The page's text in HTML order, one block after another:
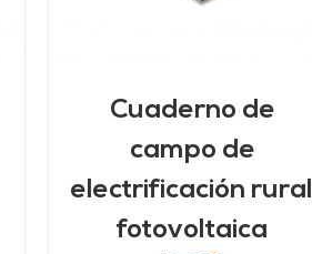
Cuaderno de
campo de
electrificación rural
fotovoltaica